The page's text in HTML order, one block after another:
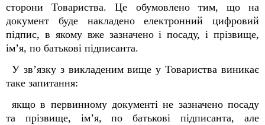
сторони Товариства. Це обумовлено тим, що на
документ буде накладено електронний цифровий
підпис, в якому вже зазначено і посаду, і прізвище,
ім’я, по батькові підписанта.
У зв’язку з викладеним вище у Товариства виникає
таке запитання:
якщо в первинному документі не зазначено посаду
та прізвище, ім’я, по батькові підписанта, але